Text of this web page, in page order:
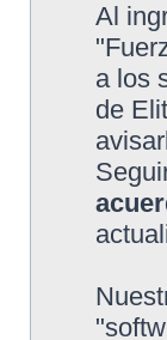
Al
a los
de